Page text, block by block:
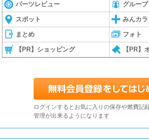
パーツレビュー グループ
スポット みんカラ
まとめ フォト
【PR】ショッピング 【PR】
ログインするとお気に入りの保存や燃費記
管理が出来るようになります